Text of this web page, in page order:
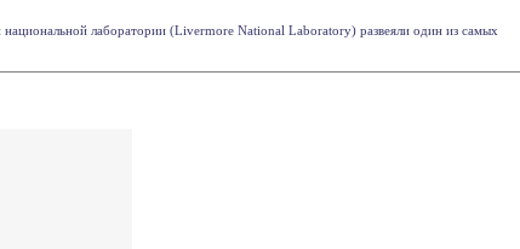
лаборатории (Livermore National Laboratory) развеяли один из самых